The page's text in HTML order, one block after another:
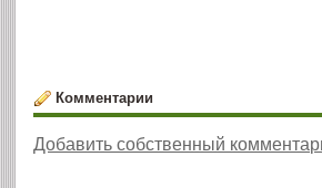
Комментарии
Добавить собственный